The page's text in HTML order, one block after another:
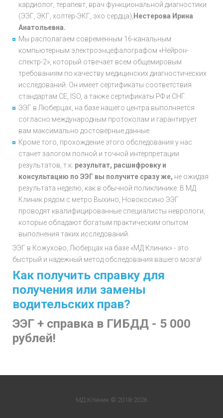
кардиолог, терапевт, врач функциональной диагностики
(ЭЭГ, ЭКГ, холтер-ЭКГ, эхо сердца), Нестерова Ирина
Анатольевна.
Мы располагаем современным 16-канальным
компьютерным электроэнцефалографом «Нейрон-
спектр-2», который отвечает всем общемировым
требованиям по качеству медицинских диагностических
исследований. Он имеет сертификаты соответствия
стандартам СЕ, ISO, а также сертификаты РФ и СНГ.
ЭЭГ в Люберцах, на базе нашего центра выполняется
согласно международным протоколам и гарантирует
вам максимально достоверные данные.
Кроме того, прохождение этого обследования у нас
станет залогом полной и точной интерпретации
результатов, т.к. результат, расшифровку и
консультацию по ЭЭГ вы получите сразу же, не ожидая
результата неделю, как в обычной поликлинике. В МД
Клиник рядом с метро Выхино, Новокосино ЭЭГ
проводят квалифицированные специалисты неврологи,
которые обладают богатым практическим опытом
выполнения таких исследований.
ЭЭГ в Кожухово, Люберцах на базе «МД Клиник» - это
быстрый и надежный метод обследования вашего мозга!
Как получить справку для
получения или замены
водительских прав?
ЭЭГ + справка в ГИБДД - 5 000
рублей!
МД Клиник © 2018-2026